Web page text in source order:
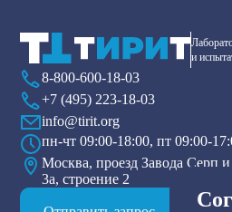
и
8-800-600-18-03
+7 (495) 223-18-03
info@tirit.org
пн-чт 09:00-18:00, пт 09:00-
Москва, проезд Завода Серп
3а, строение 2